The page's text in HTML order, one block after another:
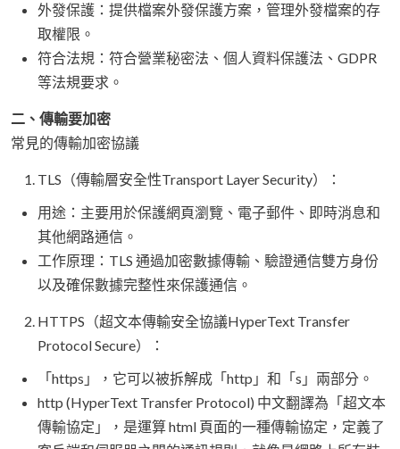
外發保護：提供檔案外發保護方案，管理外發檔案的存
取權限。
符合法規：符合營業秘密法、個人資料保護法、GDPR
等法規要求。
二、傳輸要加密
常見的傳輸加密協議
TLS（傳輸層安全性Transport Layer Security）：
用途：主要用於保護網頁瀏覽、電子郵件、即時消息和
其他網路通信。
工作原理：TLS 通過加密數據傳輸、驗證通信雙方身份
以及確保數據完整性來保護通信。
HTTPS（超文本傳輸安全協議HyperText Transfer
Protocol Secure）：
「https」，它可以被拆解成「http」和「s」兩部分。
http (HyperText Transfer Protocol) 中文翻譯為「超文本
傳輸協定」，是運算 html 頁面的一種傳輸協定，定義了